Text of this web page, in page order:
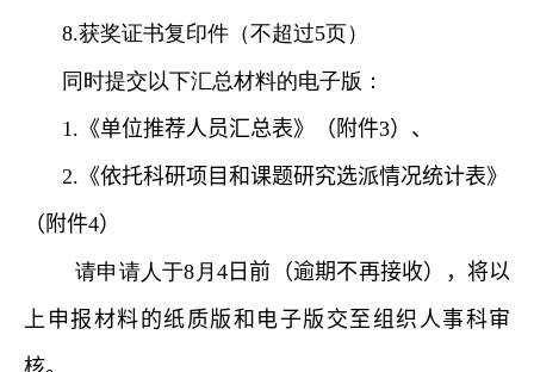
8.获奖证书复印件（不超过5页）
同时提交以下汇总材料的电子版：
1. 《单位推荐人员汇总表》 （ 附件3） 、
2.《依托科研项目和课题研究选派情况统计表》
（ 附件4）
请申请人于8 月 4日前（逾期不再接收） ， 将以
上 申报材料的纸质版和电子版交至组织人事科审